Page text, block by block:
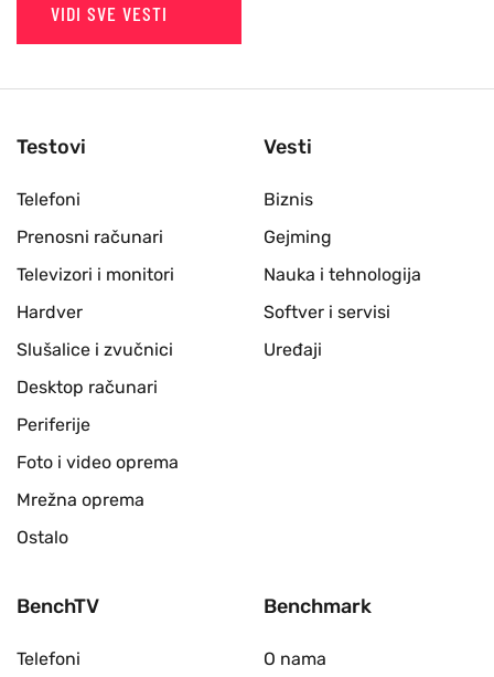
VIDI SVE VESTI
Testovi
Telefoni
Prenosni računari
Televizori i monitori
Hardver
Slušalice i zvučnici
Desktop računari
Periferije
Foto i video oprema
Mrežna oprema
Ostalo
Vesti
Biznis
Gejming
Nauka i tehnologija
Softver i servisi
Uređaji
BenchTV
Telefoni
Benchmark
O nama